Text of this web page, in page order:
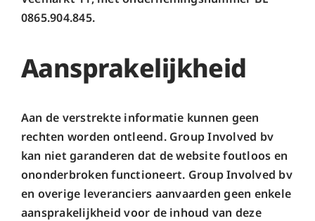
0865.904.845.
Aansprakelijkheid
Aan de verstrekte informatie kunnen geen
rechten worden ontleend. Group Involved bv
kan niet garanderen dat de website foutloos en
ononderbroken functioneert. Group Involved bv
en overige leveranciers aanvaarden geen enkele
aansprakelijkheid voor de inhoud van deze